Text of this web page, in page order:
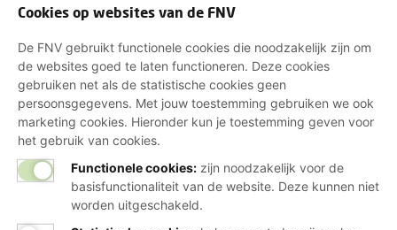
Cookies op websites van de FNV
De FNV gebruikt functionele cookies die noodzakelijk zijn om
de websites goed te laten functioneren. Deze cookies
gebruiken net als de statistische cookies geen
persoonsgegevens. Met jouw toestemming gebruiken we ook
marketing cookies. Hieronder kun je toestemming geven voor
het gebruik van cookies.
Functionele cookies: zijn noodzakelijk voor de
basisfunctionaliteit van de website. Deze kunnen niet
worden uitgeschakeld.